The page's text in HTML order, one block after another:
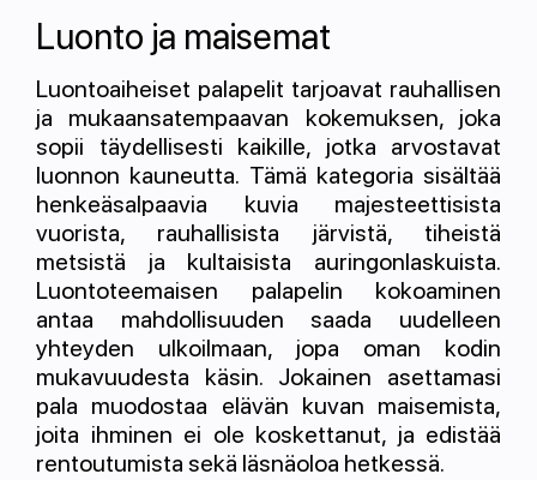
Luonto ja maisemat
Luontoaiheiset palapelit tarjoavat rauhallisen
ja mukaansatempaavan kokemuksen, joka
sopii täydellisesti kaikille, jotka arvostavat
luonnon kauneutta. Tämä kategoria sisältää
henkeäsalpaavia kuvia majesteettisista
vuorista, rauhallisista järvistä, tiheistä
metsistä ja kultaisista auringonlaskuista.
Luontoteemaisen palapelin kokoaminen
antaa mahdollisuuden saada uudelleen
yhteyden ulkoilmaan, jopa oman kodin
mukavuudesta käsin. Jokainen asettamasi
pala muodostaa elävän kuvan maisemista,
joita ihminen ei ole koskettanut, ja edistää
rentoutumista sekä läsnäoloa hetkessä.